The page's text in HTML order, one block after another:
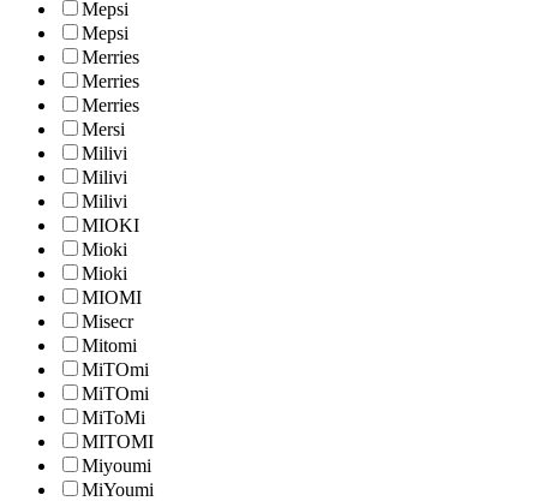
Mepsi
Mepsi
Merries
Merries
Merries
Mersi
Milivi
Milivi
Milivi
MIOKI
Mioki
Mioki
MIOMI
Misecr
Mitomi
MiTOmi
MiTOmi
MiToMi
MITOMI
Miyoumi
MiYoumi